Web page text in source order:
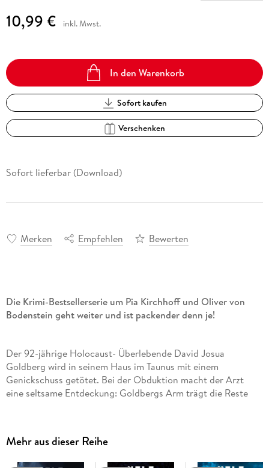
10,99 € inkl. Mwst.
In den Warenkorb
Sofort kaufen
Verschenken
Sofort lieferbar (Download)
Merken Empfehlen Bewerten
Die Krimi-Bestsellerserie um Pia Kirchhoff und Oliver von
Bodenstein geht weiter und ist packender denn je!
Der 92-jährige Holocaust- Überlebende David Josua
Goldberg wird in seinem Haus im Taunus mit einem
Genickschuss getötet. Bei der Obduktion macht der Arzt
eine seltsame Entdeckung: Goldbergs Arm trägt die Reste
Opfer miteinander?
Mehr aus dieser Reihe